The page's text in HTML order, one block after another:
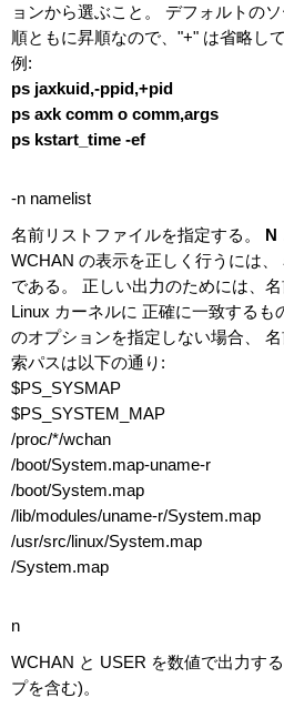
ョンから選ぶこと。 デフォルトの
順ともに昇順なので、"+" は省略し
例:
ps jaxkuid,-ppid,+pid
ps axk comm o comm,args
ps kstart_time -ef
-n namelist
名前リストファイルを指定する。 N
WCHAN の表示を正しく行うには
である。 正しい出力のためには、
Linux カーネルに 正確に一致するも
のオプションを指定しない場合、
索パスは以下の通り:
$PS_SYSMAP
$PS_SYSTEM_MAP
/proc/*/wchan
/boot/System.map-uname-r
/boot/System.map
/lib/modules/uname-r/System.map
/usr/src/linux/System.map
/System.map
n
WCHAN と USER を数値で出力す
プを含む)。